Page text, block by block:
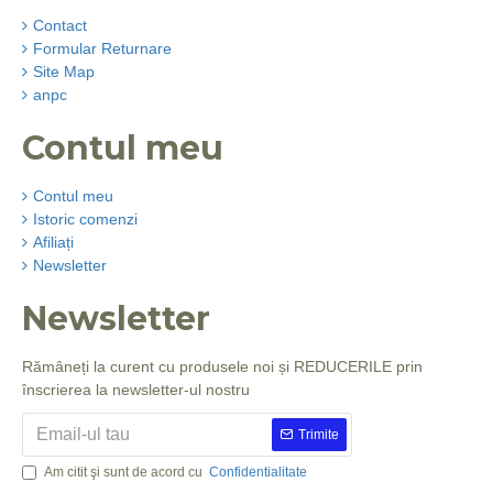
Contact
Formular Returnare
Site Map
anpc
Contul meu
Contul meu
Istoric comenzi
Afiliați
Newsletter
Newsletter
Rămâneți la curent cu produsele noi și REDUCERILE prin
înscrierea la newsletter-ul nostru
Trimite
Am citit şi sunt de acord cu Confidentialitate